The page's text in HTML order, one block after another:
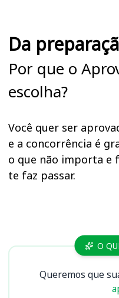
Da
Por que o
escolha?
Você quer ser
e a concorrência é
o que não importa e
te faz passar.
Cursos O
Queremos que